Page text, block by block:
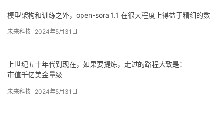
上个世纪九十年代，互联网快速发展，思科的交换机和路由器和网
络基础设施画上了等号。
模型架构和训练之外，open-sora 1.1 在很大程度上得益于精细的数
割，从美学、光流和文本存在等方面对切割后的原始视频进行评
述进一步丰富模型的训练数据。在此基础上进行新一轮的字幕和匹
配分数计算，筛选出字幕和视觉效果之间相关性强的训练视频，最
终根据匹配分数过滤视频片段，舍弃字幕与视频匹配度较弱的片
未来科技 2024年5月31日
上世纪五十年代到现在，如果要提炼，走过的路程大致是：
市值千亿美金量级
（2000年微软的股票价格和市盈率）
未来科技 2024年5月31日